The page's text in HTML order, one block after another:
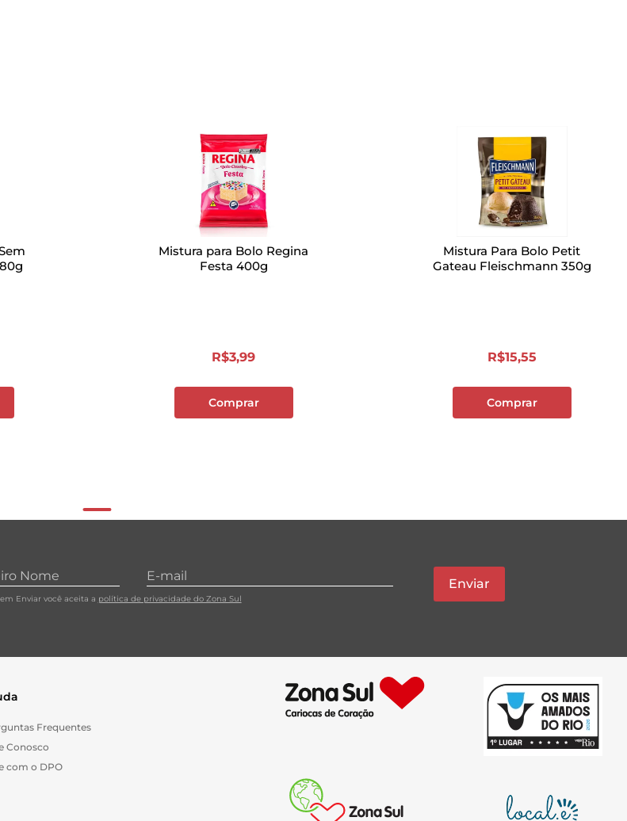
Mistura para Bolo Regina
Festa 400g
R$3,99
Comprar
Mistura Para Bolo Petit
Gateau Fleischmann 350g
R$15,55
Comprar
Enviar você aceita a política de privacidade do Zona Sul
Enviar
Frequentes
Conosco
com o DPO